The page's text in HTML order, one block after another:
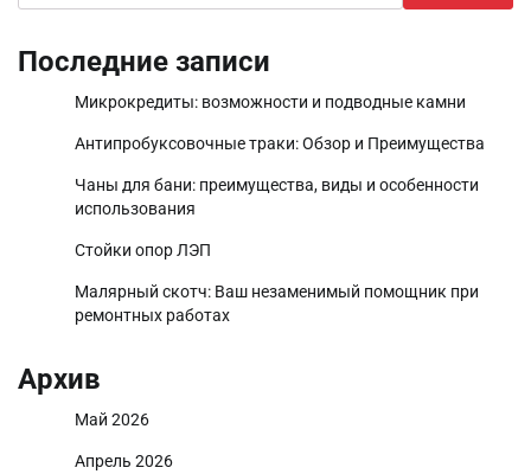
Последние записи
Микрокредиты: возможности и подводные камни
Антипробуксовочные траки: Обзор и Преимущества
Чаны для бани: преимущества, виды и особенности
использования
Стойки опор ЛЭП
Малярный скотч: Ваш незаменимый помощник при
ремонтных работах
Архив
Май 2026
Апрель 2026